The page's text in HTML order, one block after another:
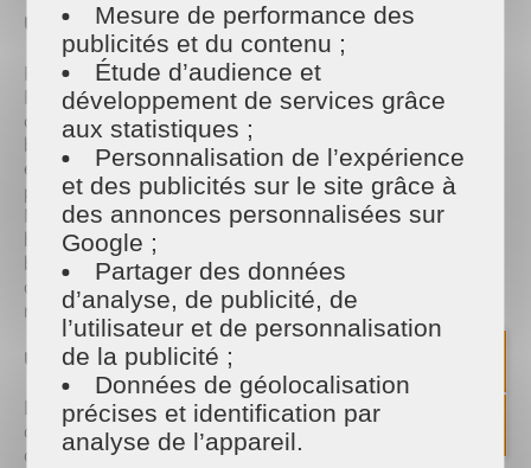
Une Lessive Maison Écologique🌿
Pour cette édition du Téléthon, Maison et Services
Pornic a proposé de la lessive faite maison,
confectionnée à base de savon de Marseille et de
bicarbonate de soude. Ce produit, à la fois
écologique et économique, a été préparé avec soin
par les équipes de Maison et Services. Le savon de
Marseille, reconnu pour ses propriétés
hypoallergéniques et biodégradables, associé au
bicarbonate de soude, un agent nettoyant naturel,
a permis de créer une lessive efficace et
respectueuse de l'environnement. 🌍
Une Mobilisation Exemplaire
Durant ces deux jours, les habitants de Pornic et
des environs se sont mobilisés pour soutenir cette
cause. Le Marché des Saisons, partenaire de
Mesure de performance des
publicités et du contenu ;
Étude d’audience et
développement de services grâce
aux statistiques ;
Personnalisation de l’expérience
et des publicités sur le site grâce à
des annonces personnalisées sur
Google ;
Partager des données
d’analyse, de publicité, de
l’utilisateur et de personnalisation
de la publicité ;
Données de géolocalisation
précises et identification par
analyse de l’appareil.